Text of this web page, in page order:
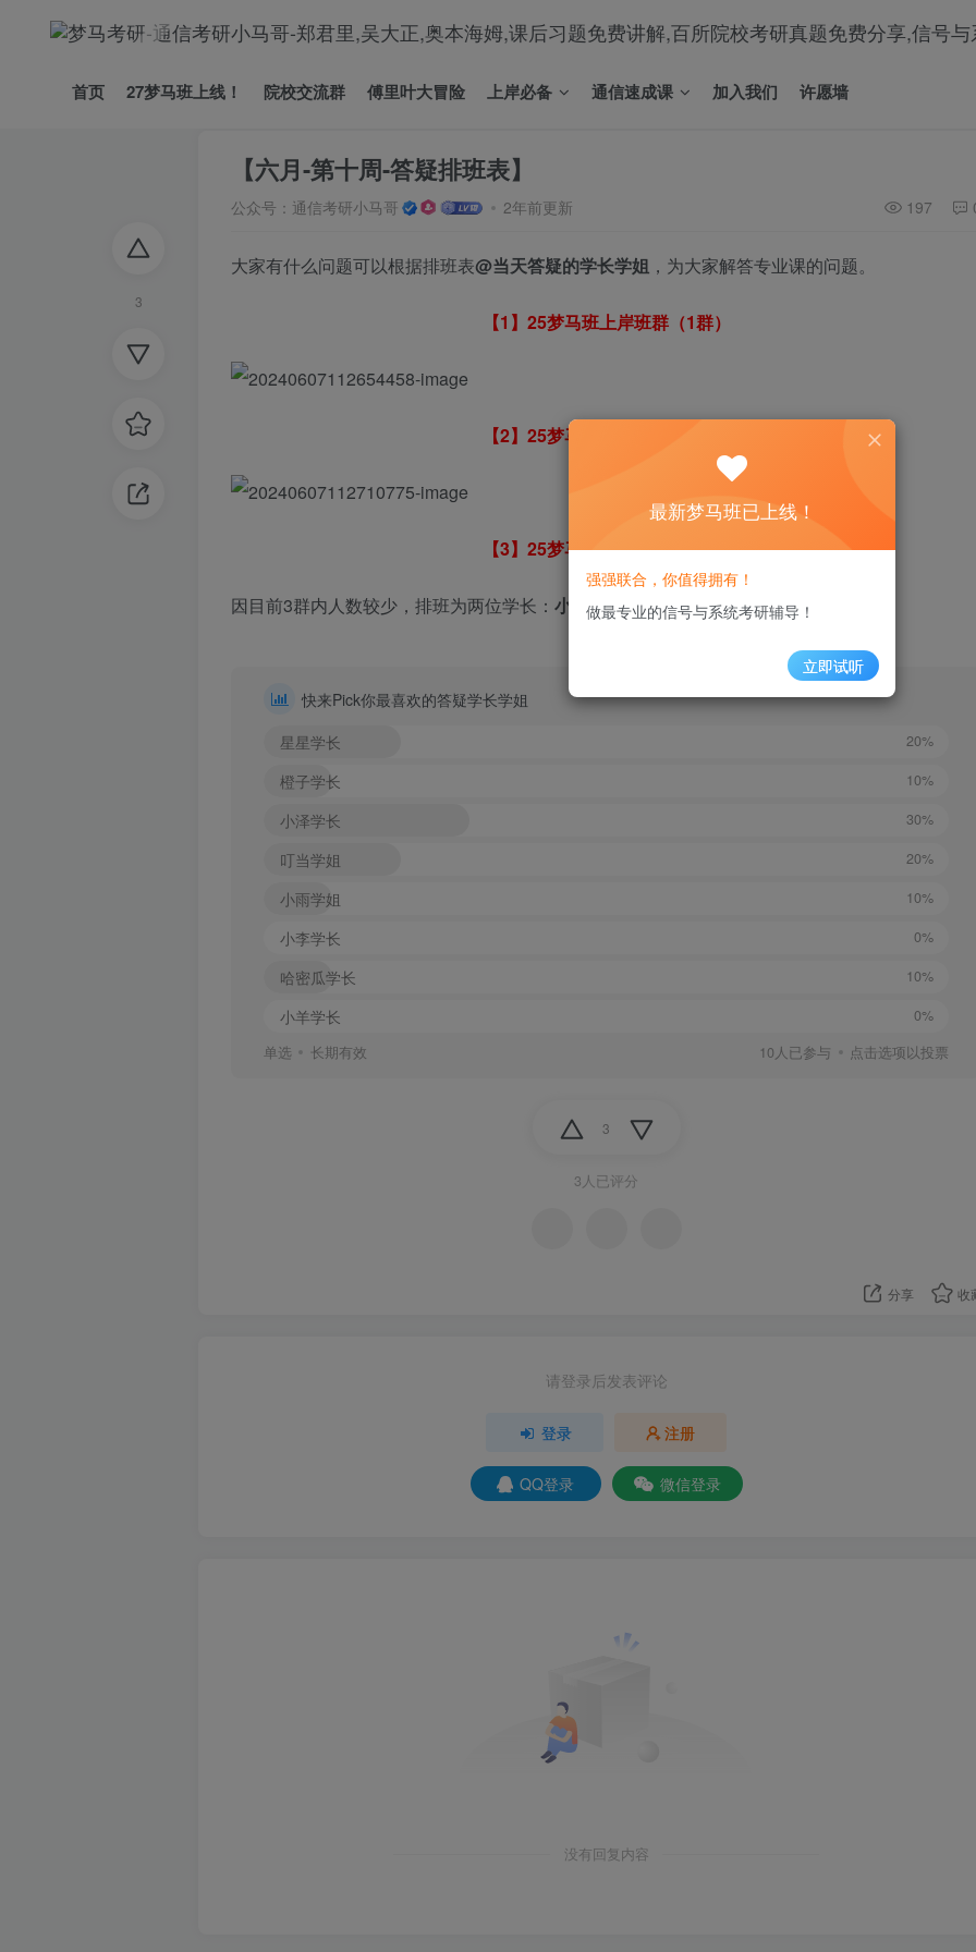
首页 27梦马班上线！ 院校交流群 傅里叶大冒险 上岸必备 通信速成课 加入我们 许愿墙
3
首页 圈子 通信考研 梦马班每日资讯！ 正文
【六月-第十周-答疑排班表】
公众号：通信考研小马哥 2年前更新 197
大家有什么问题可以根据排班表@当天答疑的学长学姐 ，为大家解答专业课的问题。
【1】25梦马班上岸班群（1群）
【2】25梦马班上岸班群（2群）
【3】25梦马班上岸班群（3群）
因目前3群内人数较少，排班为两位学长： 小泽学长、石榴学长。
快来Pick你最喜欢的答疑学长学姐
20%
星星学长
10%
橙子学长
30%
小泽学长
20%
叮当学姐
10%
小雨学姐
0%
小李学长
10%
哈密瓜学长
0%
小羊学长
单选 长期有效 10 人已参与 点击选项以投票
3
3人已评分
分享 收
请登录后发表评论
登录 注册
QQ登录 微信登录
没有回复内容
最新梦马班已上线！
强强联合，你值得拥有！
做最专业的信号与系统考研辅导！
立即试听